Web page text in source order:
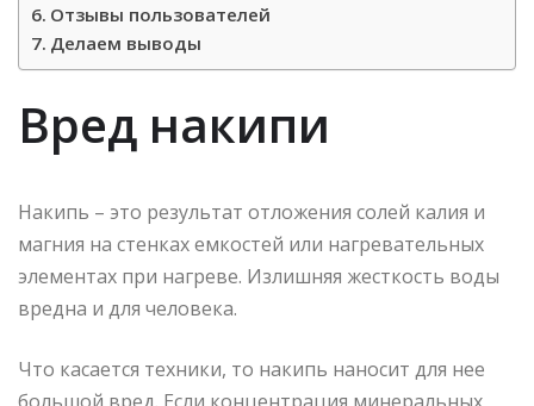
Отзывы пользователей
Делаем выводы
Вред накипи
Накипь – это результат отложения солей калия и
магния на стенках емкостей или нагревательных
элементах при нагреве. Излишняя жесткость воды
вредна и для человека.
Что касается техники, то накипь наносит для нее